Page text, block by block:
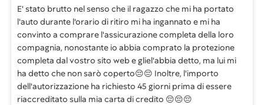
E' stato brutto nel senso che il ragazzo che mi ha portato
l'auto durante l'orario di ritiro mi ha ingannato e mi ha
convinto a comprare l'assicurazione completa della loro
compagnia, nonostante io abbia comprato la protezione
completa dal vostro sito web e gliel'abbia detto, ma lui mi
ha detto che non sarò coperto😔😔 Inoltre, l'importo
dell'autorizzazione ha richiesto 45 giorni prima di essere
riaccreditato sulla mia carta di credito 😔😔😔